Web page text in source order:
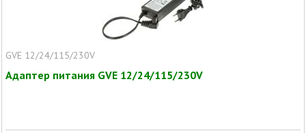
GVE 12/24/115/230V
Адаптер питания GVE 12/24/115/230V